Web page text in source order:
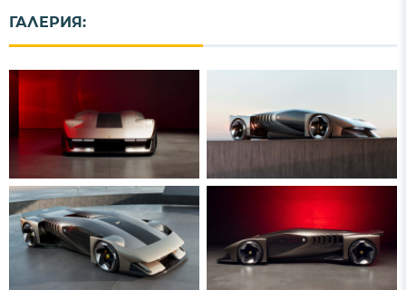
ГАЛЕРИЯ: